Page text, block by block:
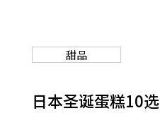
甜品
日本圣诞蛋糕10选